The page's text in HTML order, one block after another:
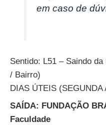
em caso de
Sentido: L51 – Saindo
/ Bairro)
DIAS ÚTEIS (SEGUNDA
SAÍDA: FUNDAÇÃO
Faculdade